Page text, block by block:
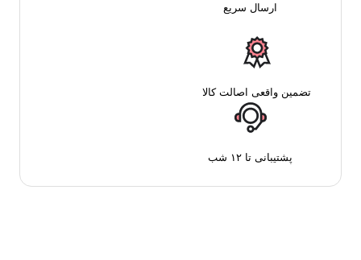
ارسال سریع
تضمین واقعی اصالت کالا
پشتیبانی تا ۱۲ شب